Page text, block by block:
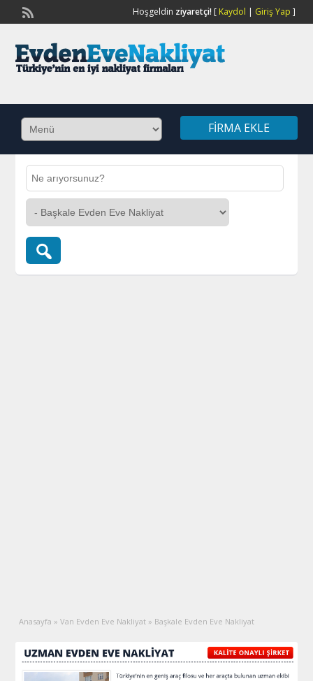
Hoşgeldin ziyaretçi![ Kaydol | Giriş Yap ]
FIRMA EKLE
Anasayfa » Van Evden Eve Nakliyat » Başkale Evden Eve Nakliyat